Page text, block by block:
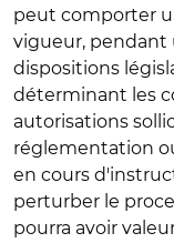
peut comporter
vigueur, pendant
dispositions
déterminant les
autorisations
réglementation
en cours
perturber le
pourra avoir